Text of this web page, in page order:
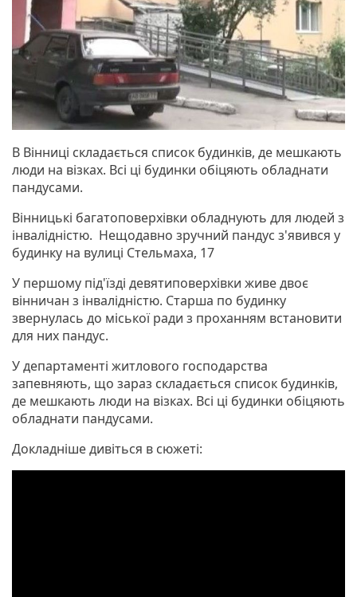
В Вінниці складається список будинків, де мешкають
люди на візках. Всі ці будинки обіцяють обладнати
пандусами.
Вінницькі багатоповерхівки обладнують для людей з
інвалідністю. Нещодавно зручний пандус з'явився у
будинку на вулиці Стельмаха, 17
У першому під'їзді девятиповерхівки живе двоє
вінничан з інвалідністю. Старша по будинку
звернулась до міської ради з проханням встановити
для них пандус.
У департаменті житлового господарства
запевняють, що зараз складається список будинків,
де мешкають люди на візках. Всі ці будинки обіцяють
обладнати пандусами.
Докладніше дивіться в сюжеті: